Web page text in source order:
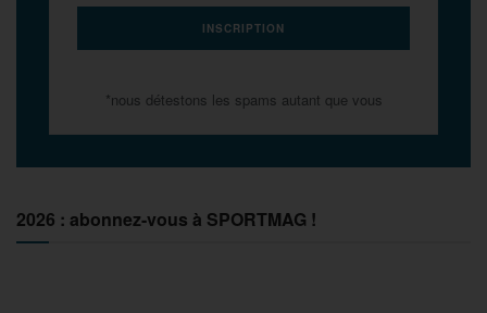
*nous détestons les spams autant que vous
2026 : abonnez-vous à SPORTMAG !